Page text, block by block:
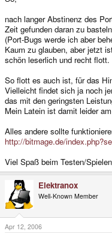
nach langer Abstinenz des
Zeit gefunden daran zu
(Port-Bugs werde ich aber
Kaum zu glauben, aber jetzt
schön leserlich und recht flott.
So flott es auch ist, für das
Vielleicht findet sich ja noch
das mit den geringsten
Mein Latein ist damit leider
Alles andere sollte
http://bitmage.de/
Viel Spaß beim Testen/
Elektranox
Well-Known Member
Apr 12, 2006